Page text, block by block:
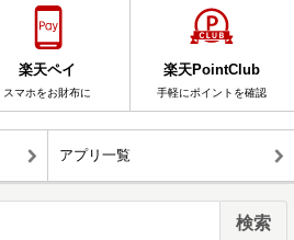
楽天ペイ
スマホをお財布に
楽天PointClub
手軽にポイントを確認
アプリ一覧